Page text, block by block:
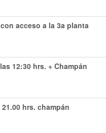
acceso a la 3a planta
12:30 hrs. + Champán
hrs. champán